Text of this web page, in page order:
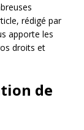
rédigé par
apporte les
droits et
de